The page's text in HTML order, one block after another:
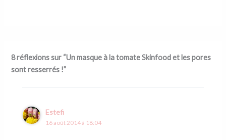
8 réflexions sur “Un masque à la tomate Skinfood et les pores
sont resserrés !”
Estefi
16 août 2014 à 18:04